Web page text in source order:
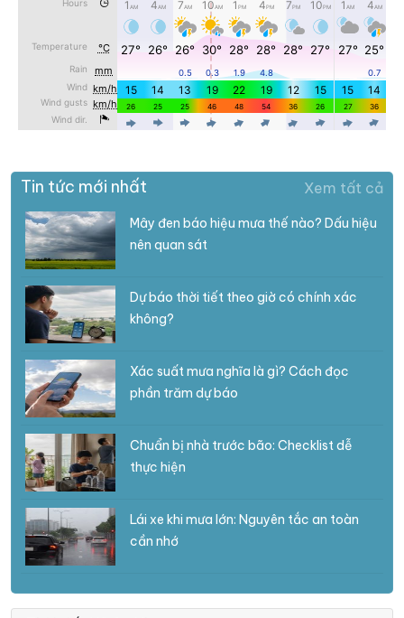
Tin tức mới nhất Xem tất cả
Mây đen báo hiệu mưa thế nào? Dấu hiệu
nên quan sát
Dự báo thời tiết theo giờ có chính xác
không?
Xác suất mưa nghĩa là gì? Cách đọc
phần trăm dự báo
Chuẩn bị nhà trước bão: Checklist dễ
thực hiện
Lái xe khi mưa lớn: Nguyên tắc an toàn
cần nhớ